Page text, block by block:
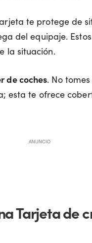
te protege de
del equipaje.
la situación.
de coches. No
esta te ofrece
ANUNCIO
Tarjeta de